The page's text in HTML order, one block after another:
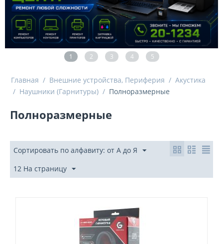
1 2 3 4 5
Главная / Внешние устройства, Периферия / Акустика
/ Наушники (Гарнитуры) / Полноразмерные
Полноразмерные
Сортировать по алфавиту: от А до Я
12 На страницу